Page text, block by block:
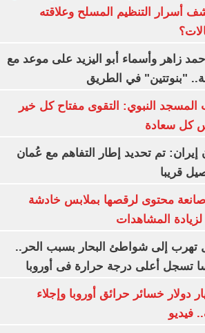
أسرار التنظيم المسلح وعلاقته
زاهر وأسماء أبو اليزيد على موعد مع
"بنوتتين" في الطريق
النبوي: التقوى مفتاح كل خير
كل سعادة
إيران: تم تحديد إطار التفاهم مع عُمان
قريبا
محتوى لرقصها بملابس خادشة
لزيادة المشاهدات
تهرب إلى شواطئ البحار بسبب الحر..
تسجل أعلى درجة حرارة فى أوروبا
دولار خسائر حرائق أوروبا وإجلاء
فيديو